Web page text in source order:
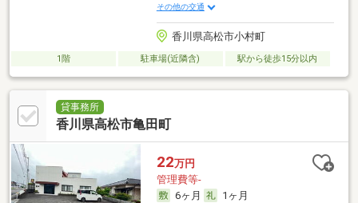
その他の交通
香川県高松市小村町
1階 駐車場(近隣含) 駅から徒歩15分以内
貸事務所
香川県高松市亀田町
22万円
管理費等-
6ヶ月
1ヶ月